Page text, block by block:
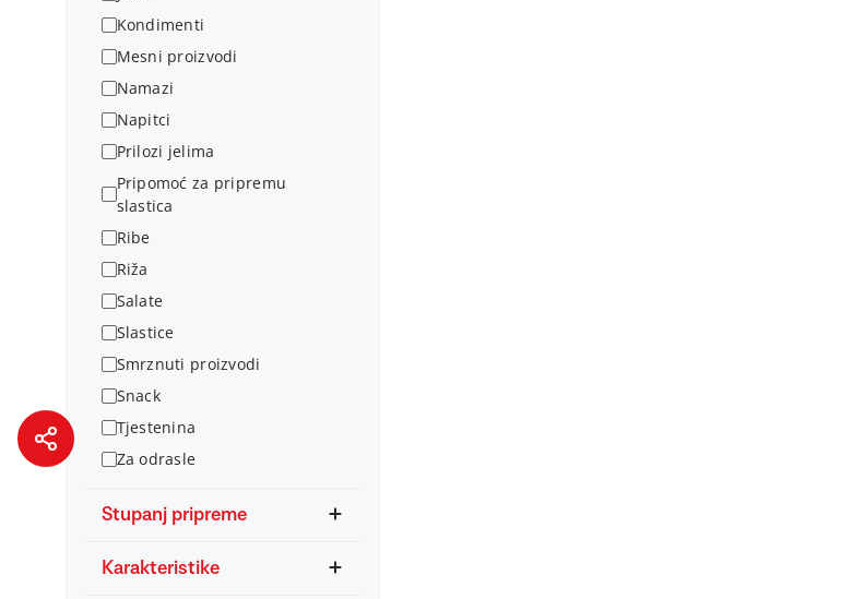
Kondimenti
Mesni proizvodi
Namazi
Napitci
Prilozi jelima
Pripomoć za pripremu
slastica
Ribe
Riža
Salate
Slastice
Smrznuti proizvodi
Snack
Tjestenina
Za odrasle
Stupanj pripreme
Karakteristike